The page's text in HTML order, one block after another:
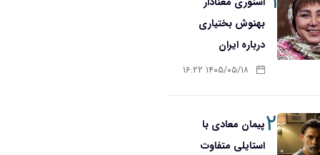
بهنوش بختیاری
درباره ایران
۱۴۰۵/۰۵/۱۸ ۱۶:۲۲
۲پیمان معادی با
استایلی متفاوت